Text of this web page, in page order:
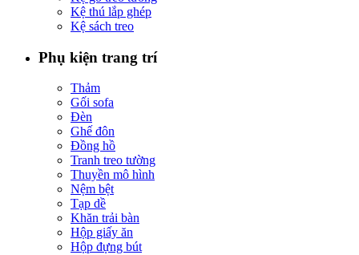
Kệ thú lắp ghép
Kệ sách treo
Phụ kiện trang trí
Thảm
Gối sofa
Đèn
Ghế đôn
Đồng hồ
Tranh treo tường
Thuyền mô hình
Nệm bệt
Tạp dề
Khăn trải bàn
Hộp giấy ăn
Hộp đựng bút